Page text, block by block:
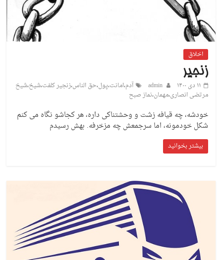
اخلاق
زنجیر
۱۱ دی ۱۴۰۰ admin آدم،امانت،پول،حق الناس،زنجیر کلفت،شیخ،شیخ
مرتضی انصاری،مهمان،نماز صبح
خودشه، چه قیافه زشت و وحشتناکی داره، هر کجاشو نگاه می کنم
شکل خودمونه، اما سرجمعش چه مزخرفه. بهش رسیدم
بیشتر بخوانید